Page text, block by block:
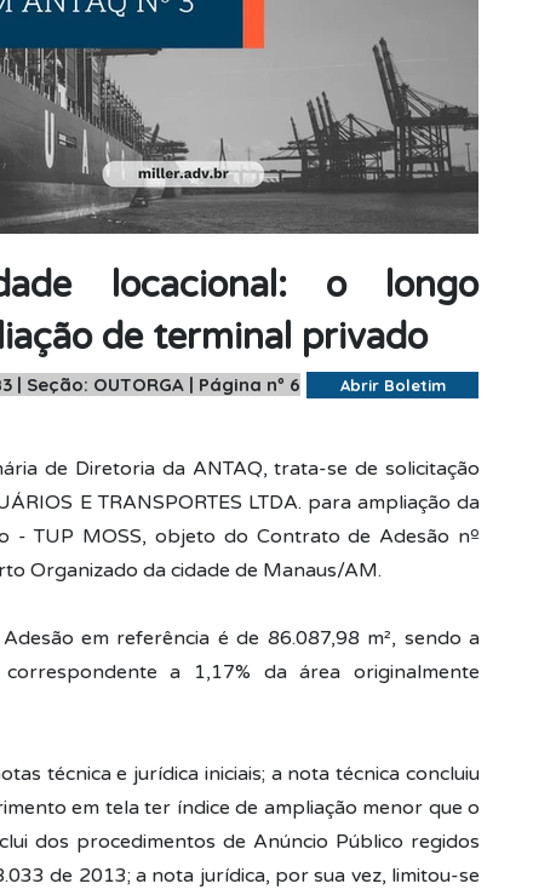
locacional: o longo
de terminal privado
| Seção: OUTORGA | Página nº 6 Abrir Boletim
de Diretoria da ANTAQ, trata-se de solicitação
E TRANSPORTES LTDA. para ampliação da
- TUP MOSS, objeto do Contrato de Adesão nº
Organizado da cidade de Manaus/AM.
em referência é de 86.087,98 m², sendo a
a 1,17% da área originalmente
técnica e jurídica iniciais; a nota técnica concluiu
em tela ter índice de ampliação menor que o
dos procedimentos de Anúncio Público regidos
de 2013; a nota jurídica, por sua vez, limitou-se